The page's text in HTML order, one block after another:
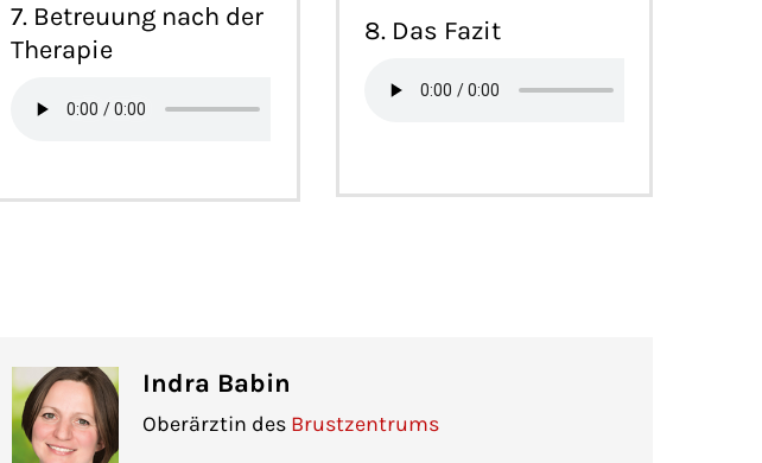
7. Betreuung nach der
Therapie
8. Das Fazit
Indra Babin
Oberärztin des Brustzentrums